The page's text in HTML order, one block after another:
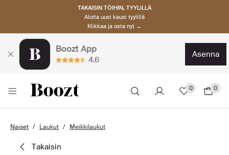
TAKAISIN TÖIHIN, TYYLILLÄ
Aloita uusi kausi tyylillä
Klikkaa ja osta nyt →
Boozt App
4.6
asenna
0 0
Naiset Laukut Meikkilaukut
takaisin